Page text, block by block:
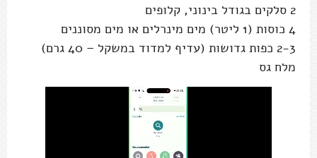
2 סלקים בגודל בינוני, קלופים
4 כוסות (1 ליטר) מים מינרלים או מים מסוננים
2-3 כפות גדושות (עדיף למדוד במשקל – 40 גרם)
מלח גס